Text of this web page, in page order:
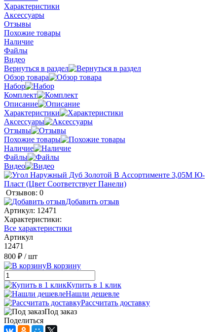
Характеристики
Аксессуары
Отзывы
Похожие товары
Наличие
Файлы
Видео
Вернуться в раздел
Обзор товара
Набор
Комплект
Описание
Характеристики
Аксессуары
Отзывы
Похожие товары
Наличие
Файлы
Видео
Отзывов: 0
Добавить отзыв
Артикул: 12471
Характеристики:
Все характеристики
Артикул
12471
800 ₽ / шт
В корзину
Купить в 1 клик
Нашли дешевле
Рассчитать доставку
Под заказ
Поделиться